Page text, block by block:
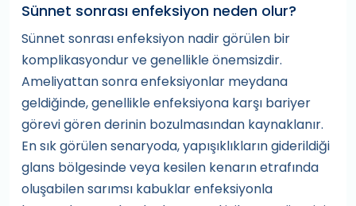
Sünnet sonrası enfeksiyon neden olur?
Sünnet sonrası enfeksiyon nadir görülen bir
komplikasyondur ve genellikle önemsizdir.
Ameliyattan sonra enfeksiyonlar meydana
geldiğinde, genellikle enfeksiyona karşı bariyer
görevi gören derinin bozulmasından kaynaklanır.
En sık görülen senaryoda, yapışıklıkların giderildiği
glans bölgesinde veya kesilen kenarın etrafında
oluşabilen sarımsı kabuklar enfeksiyonla